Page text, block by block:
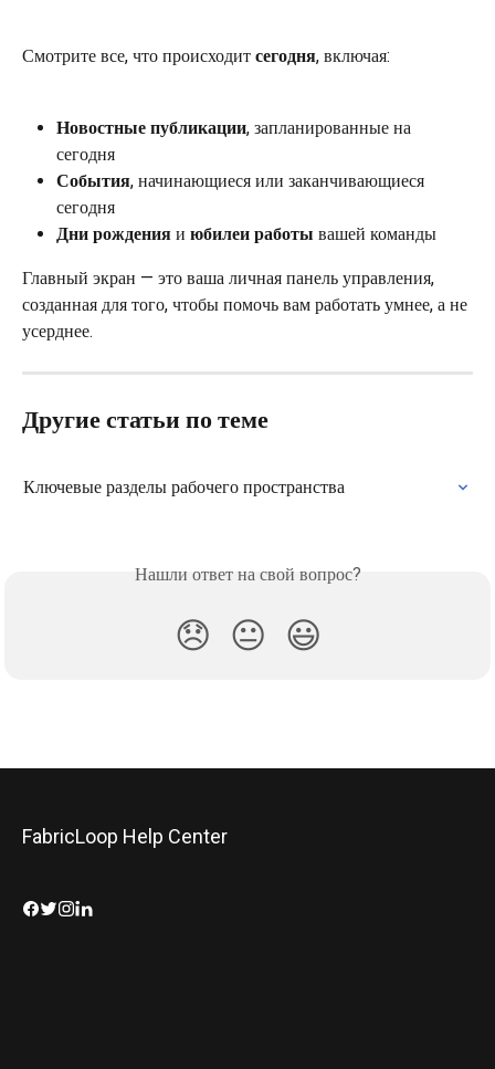
Смотрите все, что происходит сегодня, включая:
Новостные публикации, запланированные на
сегодня
События, начинающиеся или заканчивающиеся
сегодня
Дни рождения и юбилеи работы вашей команды
Главный экран — это ваша личная панель управления,
созданная для того, чтобы помочь вам работать умнее, а не
усерднее.
Другие статьи по теме
Ключевые разделы рабочего пространства
Нашли ответ на свой вопрос?
😞 😐 😃
FabricLoop Help Center